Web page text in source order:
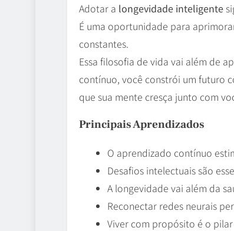
Adotar a longevidade inteligente
É uma oportunidade para
constantes.
Essa filosofia de vida vai além de
contínuo, você constrói um futuro
que sua mente cresça junto com
Principais Aprendizados
O aprendizado contínuo
Desafios intelectuais são
A longevidade vai além da
Reconectar redes neurais
Viver com propósito é o